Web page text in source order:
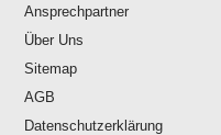
Ansprechpartner
Über Uns
Sitemap
AGB
Datenschutzerklärung